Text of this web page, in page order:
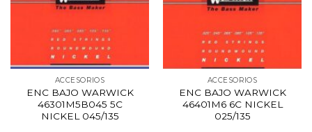
ACCESORIOS
ENC BAJO WARWICK
46301M5B045 5C
NICKEL 045/135
ACCESORIOS
ENC BAJO WARWICK
46401M6 6C NICKEL
025/135